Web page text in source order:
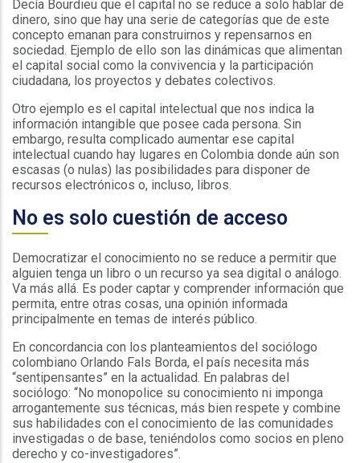
Decía Bourdieu que el capital no se reduce a solo hablar de
dinero, sino que hay una serie de categorías que de este
concepto emanan para construirnos y repensarnos en
sociedad. Ejemplo de ello son las dinámicas que alimentan
el capital social como la convivencia y la participación
ciudadana, los proyectos y debates colectivos.
Otro ejemplo es el capital intelectual que nos indica la
información intangible que posee cada persona. Sin
embargo, resulta complicado aumentar ese capital
intelectual cuando hay lugares en Colombia donde aún son
escasas (o nulas) las posibilidades para disponer de
recursos electrónicos o, incluso, libros.
No es solo cuestión de acceso
Democratizar el conocimiento no se reduce a permitir que
alguien tenga un libro o un recurso ya sea digital o análogo.
Va más allá. Es poder captar y comprender información que
permita, entre otras cosas, una opinión informada
principalmente en temas de interés público.
En concordancia con los planteamientos del sociólogo
colombiano Orlando Fals Borda, el país necesita más
“sentipensantes” en la actualidad. En palabras del
sociólogo: “No monopolice su conocimiento ni imponga
arrogantemente sus técnicas, más bien respete y combine
sus habilidades con el conocimiento de las comunidades
investigadas o de base, teniéndolos como socios en pleno
derecho y co-investigadores”.